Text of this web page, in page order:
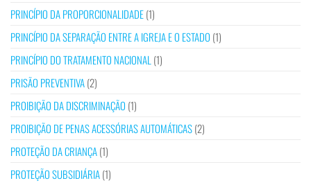
PRINCÍPIO DA PROPORCIONALIDADE(1)
PRINCÍPIO DA SEPARAÇÃO ENTRE A IGREJA E O ESTADO (1)
PRINCÍPIO DO TRATAMENTO NACIONAL (1)
PRISÃO PREVENTIVA(2)
PROIBIÇÃO DA DISCRIMINAÇÃO (1)
PROIBIÇÃO DE PENAS ACESSÓRIAS AUTOMÁTICAS(2)
PROTEÇÃO DA CRIANÇA(1)
PROTEÇÃO SUBSIDIÁRIA(1)